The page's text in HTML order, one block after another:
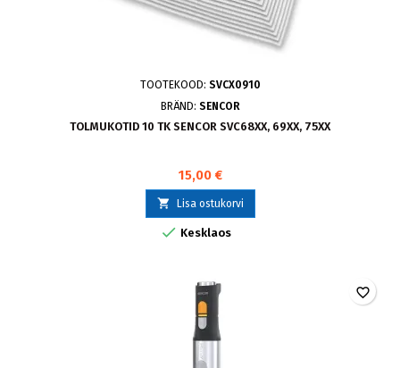
TOOTEKOOD: SVCX0910
BRÄND: SENCOR
TOLMUKOTID 10 TK SENCOR SVC68XX, 69XX, 75XX
15,00 €
 Lisa ostukorvi
 Kesklaos
favorite_border